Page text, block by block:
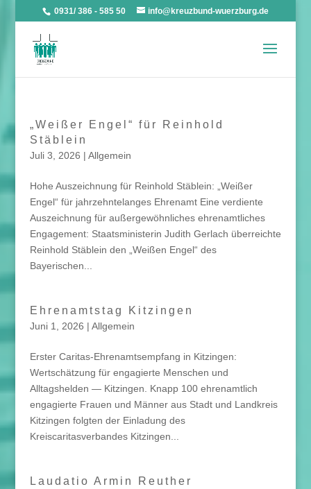
0931/ 386 - 585 50 info@kreuzbund-wuerzburg.de
„Weißer Engel“ für Reinhold
Stäblein
Juli 3, 2026 | Allgemein
Hohe Auszeichnung für Reinhold Stäblein: „Weißer
Engel“ für jahrzehntelanges Ehrenamt Eine verdiente
Auszeichnung für außergewöhnliches ehrenamtliches
Engagement: Staatsministerin Judith Gerlach überreichte
Reinhold Stäblein den „Weißen Engel“ des
Bayerischen...
Ehrenamtstag Kitzingen
Juni 1, 2026 | Allgemein
Erster Caritas-Ehrenamtsempfang in Kitzingen:
Wertschätzung für engagierte Menschen und
Alltagshelden — Kitzingen. Knapp 100 ehrenamtlich
engagierte Frauen und Männer aus Stadt und Landkreis
Kitzingen folgten der Einladung des
Kreiscaritasverbandes Kitzingen...
Laudatio Armin Reuther